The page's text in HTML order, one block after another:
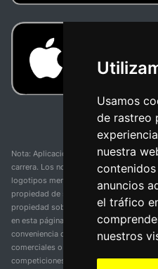
Usamos
de rastreo
nuestra
anuncios
el tráfico
nuestros
Nota: Aplicación y web no oficial y no
carrera. Los nombres de equipos,
logotipos mencionados en esta página
propiedad de sus respectivos dueños.
propiedad sobre estas marcas
en esta página se presenta únicamente
conveniencia de nuestros usuarios.
comerciales o logotipos tiene el único
competiciones y no implica asociación